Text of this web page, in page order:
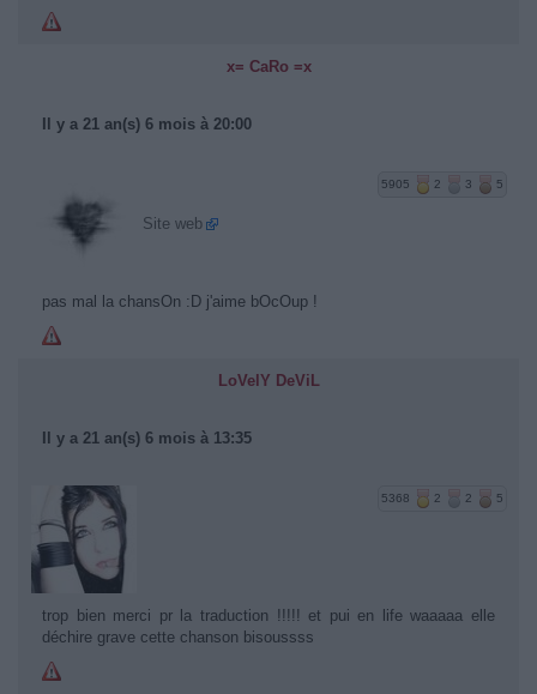
x= CaRo =x
Il y a 21 an(s) 6 mois à 20:00
5905 2 3 5
Site web
pas mal la chansOn :D j'aime bOcOup !
LoVelY DeViL
Il y a 21 an(s) 6 mois à 13:35
5368 2 2 5
trop bien merci pr la traduction !!!!! et pui en life waaaaa elle
déchire grave cette chanson bisoussss